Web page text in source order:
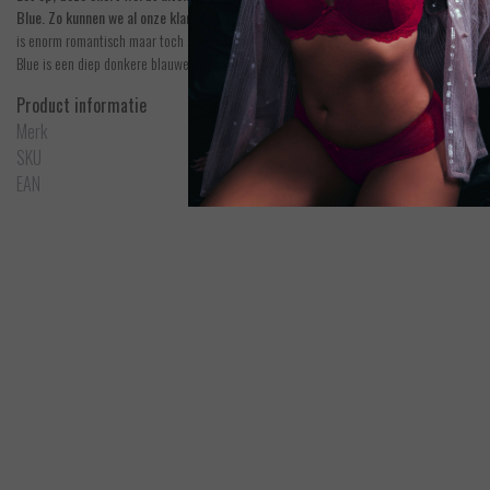
Blue. Zo kunnen we al onze klanten een mooi setje aanbieden.
De Feeling Myself
is enorm romantisch maar toch sexy door het transparante kant. De goude details aan
Blue is een diep donkere blauwe kleur met een paarse ondertoon.
Product informatie
Merk
Aubade
SKU
3A70
EAN
3102062091303
Feeling Myself - String - Astral Blue